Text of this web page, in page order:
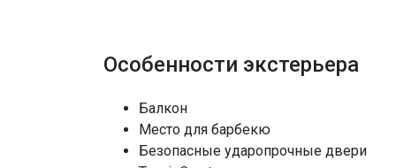
Вид
Архитектурный стиль
Особенности экстерьера
Балкон
Место для барбекю
Безопасные ударопрочные двери